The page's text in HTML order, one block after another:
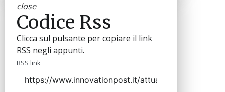
close
Codice Rss
Clicca sul pulsante per copiare il link
RSS negli appunti.
RSS link